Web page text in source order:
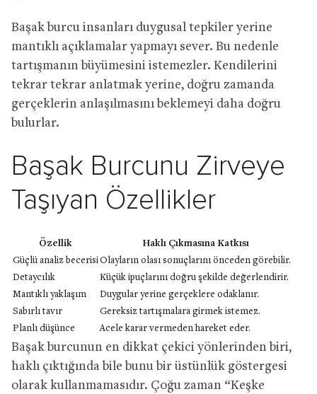
Başak burcu insanları duygusal tepkiler yerine
mantıklı açıklamalar yapmayı sever. Bu nedenle
tartışmanın büyümesini istemezler. Kendilerini
tekrar tekrar anlatmak yerine, doğru zamanda
gerçeklerin anlaşılmasını beklemeyi daha doğru
bulurlar.
Başak Burcunu Zirveye
Taşıyan Özellikler
Özellik
Haklı Çıkmasına Katkısı
Güçlü analiz becerisiOlayların olası sonuçlarını önceden görebilir.
Detaycılık
Küçük ipuçlarını doğru şekilde değerlendirir.
Mantıklı yaklaşım
Duygular yerine gerçeklere odaklanır.
Sabırlı tavır
Gereksiz tartışmalara girmek istemez.
Planlı düşünce
Acele karar vermeden hareket eder.
Başak burcunun en dikkat çekici yönlerinden biri,
haklı çıktığında bile bunu bir üstünlük göstergesi
olarak kullanmamasıdır. Çoğu zaman “Keşke